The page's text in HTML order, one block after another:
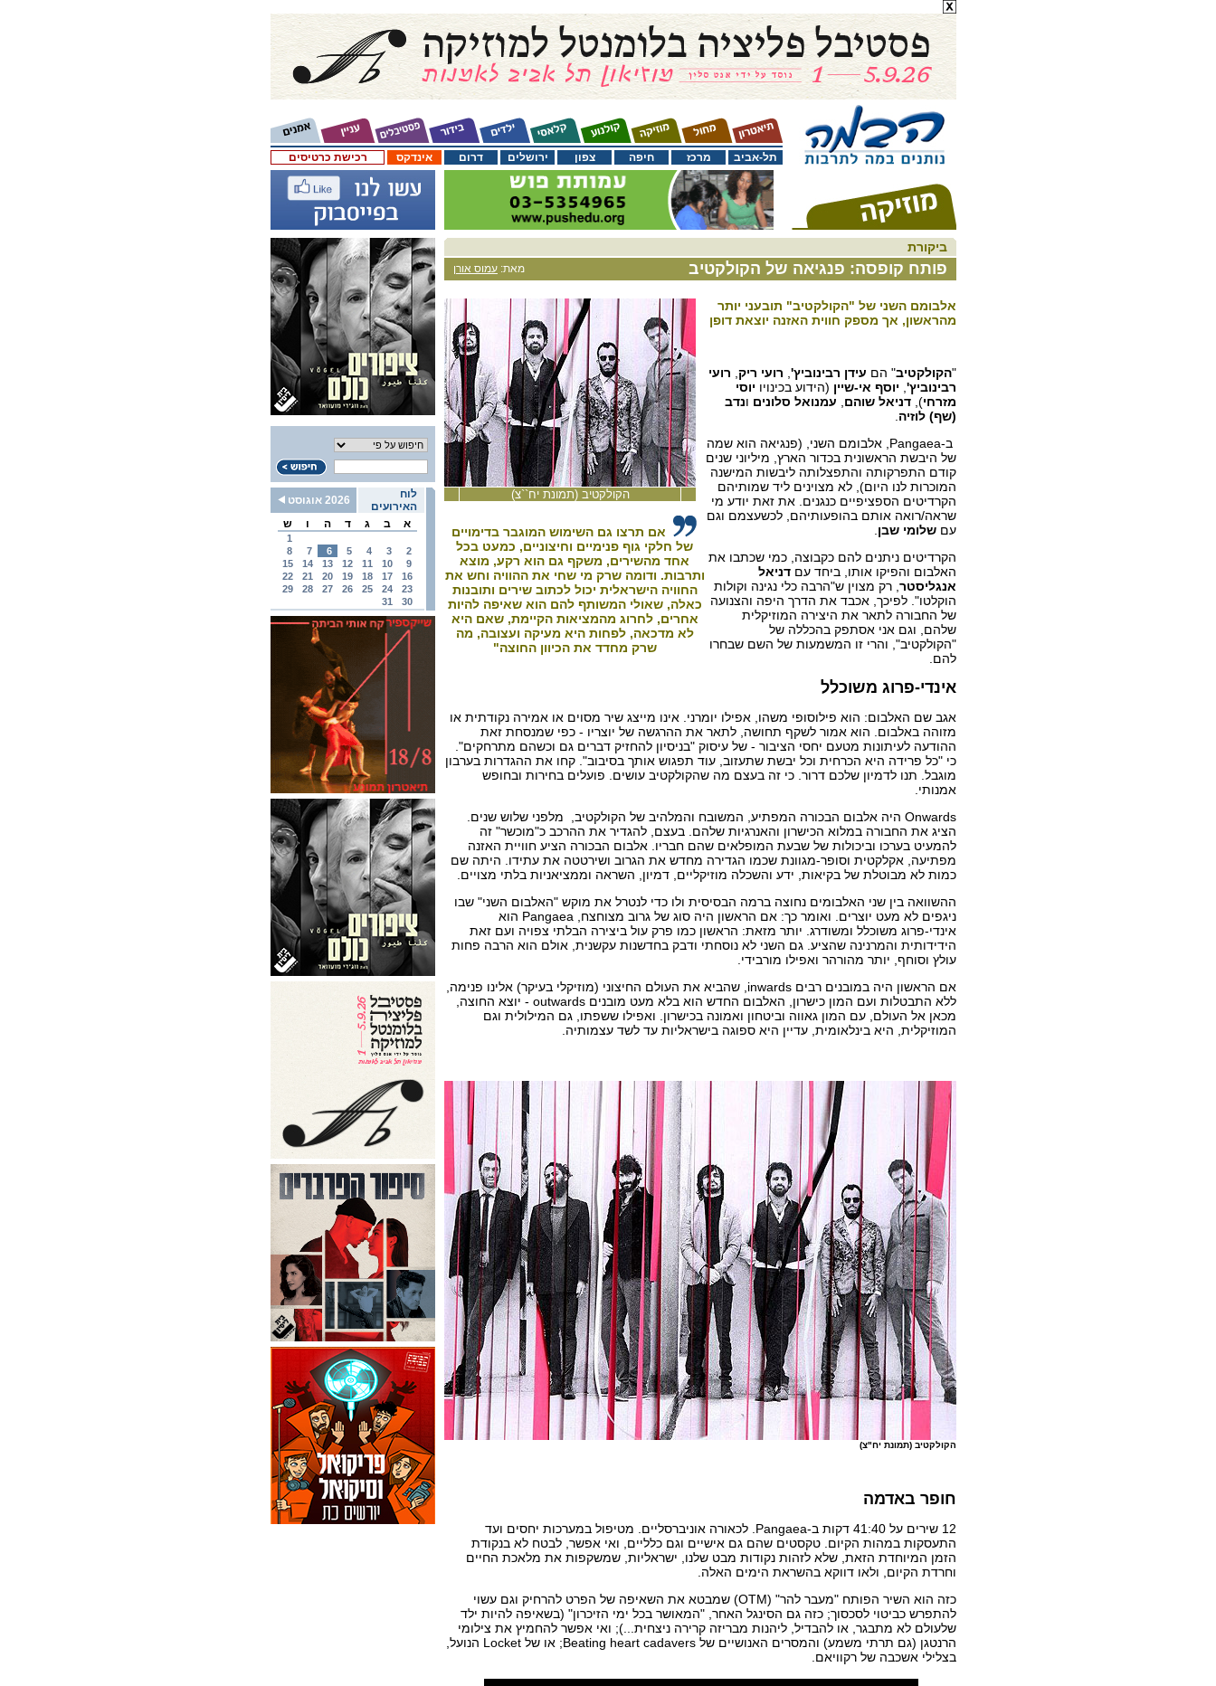
רכישת כרטיסים אינדקס דרום ירושלים צפון חיפה מרכז תל-אביב
לוח
האירועים
2026 אוגוסט
א
ב ג ד ה ו ש
1
2
3
4
5
6
7
8
9
10
11
12
13
14
15
16
17
18
19
20
21
22
23
24
25
26
27
28
29
30
31
ביקורת
מאת: עמוס אורן פותח קופסה: פנגיאה של הקולקטיב
הקולקטיב (תמונת יח``צ)
אם תרצו גם השימוש המוגבר בדימויים
של חלקי גוף פנימיים וחיצוניים, כמעט בכל
אחד מהשירים, משקף גם הוא רקע, מוצא
ותרבות. ודומה שרק מי שחי את ההוויה וחש את
החוויה הישראלית יכול לכתוב שירים ותובנות
כאלה, שאולי המשותף להם הוא שאיפה להיות
אחרים, לחרוג מהמציאות הקיימת, שאם היא
לא מדכאה, לפחות היא מעיקה ועצובה, מה
שרק מחדד את הכיוון החוצה"
אלבומם השני של "הקולקטיב" תובעני יותר
מהראשון, אך מספק חווית האזנה יוצאת דופן
"הקולקטיב" הם עידן רבינוביץ' רועי ריק רועי
רבינוביץ' יוסף אי-שיין (הידוע בכינויו יוסי
מזרחי), דניאל שוהם עמנואל סלונים ונדב
(שף) לוזיה
ב-Pangaea, אלבומם השני, (פנגיאה הוא שמה
של היבשת הראשונית בכדור הארץ, מיליוני שנים
קודם התפרקותה והתפצלותה ליבשות המישנה
המוכרות לנו היום), לא מצוינים ליד שמותיהם
הקרדיטים הספציפיים כנגנים. את זאת יודע מי
שראה/רואה אותם בהופעותיהם, לכשעצמם וגם
עם שלומי שבן
הקרדיטים ניתנים להם כקבוצה, כמי שכתבו את
האלבום והפיקו אותו, ביחד עם דניאל
אנגליסטר , רק מצוין ש"הרבה כלי נגינה וקולות
הוקלטו". לפיכך, אכבד את הדרך היפה והצנועה
של החבורה לתאר את היצירה המוזיקלית
שלהם, וגם אני אסתפק בהכללה של
"הקולקטיב", והרי זו המשמעות של השם שבחרו
להם.
אינדי-פרוג משוכלל
אגב שם האלבום: הוא פילוסופי משהו, אפילו יומרני. אינו מייצג שיר מסוים או אמירה נקודתית או
מזוהה באלבום. הוא אמור לשקף תחושה, לתאר את ההרגשה של יוצריו - כפי שמנסחת זאת
ההודעה לעיתונות מטעם יחסי הציבור - של עיסוק "בניסיון להחזיק דברים גם וכשהם מתרחקים".
כי "כל פרידה היא הכרחית וכל יבשת שתעזוב, עוד תפגוש אותך בסיבוב". קחו את ההגדרות בערבון
מוגבל. תנו לדמיון שלכם דרור. כי זה בעצם מה שהקולקטיב עושים. פועלים בחירות ובחופש
אמנותי.
Onwards היה אלבום הבכורה המפתיע, המשובח והמלהיב של הקולקטיב, מלפני שלוש שנים.
הציג את החבורה במלוא הכישרון והאנרגיות שלהם. בעצם, להגדיר את ההרכב כ"מוכשר" זה
להמעיט בערכו וביכולות של שבעת המופלאים שהם חבריו. אלבום הבכורה הציע חוויית האזנה
מפתיעה, אקלקטית וסופר-מגוונת שכמו הגדירה מחדש את הגרוב ושירטטה את עתידו. היתה שם
כמות לא מבוטלת של בקיאות, ידע והשכלה מוזיקליים, דמיון, השראה וממציאניות בלתי מצויים.
ההשוואה בין שני האלבומים נחוצה ברמה הבסיסית ולו כדי לנטרל את מוקש "האלבום השני" שבו
ניגפים לא מעט יוצרים. ואומר כך: אם הראשון היה סוג של גרוב מצוחצח, Pangaea הוא
אינדי-פרוג משוכלל ומשודרג. יותר מזאת: הראשון כמו פרק עול ביצירה הבלתי צפויה ועם זאת
הידידותית והמרנינה שהציע. גם השני לא נוסחתי ודבק בחדשנות עקשנית, אולם הוא הרבה פחות
עולץ וסוחף, יותר מהורהר ואפילו מורבידי.
אם הראשון היה במובנים רבים inwards, שהביא את העולם החיצוני (מוזיקלי בעיקר) אלינו פנימה,
ללא התבטלות ועם המון כישרון, האלבום החדש הוא בלא מעט מובנים outwards - יוצא החוצה,
מכאן אל העולם, עם המון גאווה וביטחון ואמונה בכישרון. ואפילו ששפתו, גם המילולית וגם
המוזיקלית, היא בינלאומית, עדיין היא ספוגה בישראליות עד לשד עצמותיה.
הקולקטיב (תמונת יח"צ)
חופר באדמה
12 שירים על 41:40 דקות ב-Pangaea. לכאורה אוניברסליים. מטיפול במערכות יחסים ועד
התעסקות במהות הקיום. טקסטים שהם גם אישיים וגם כלליים, ואי אפשר, לבטח לא בנקודת
הזמן המיוחדת הזאת, שלא לזהות נקודות מבט שלנו, ישראליות, שמשקפות את מלאכת החיים
וחרדת הקיום, ולאו דווקא בהשראת הימים האלה.
כזה הוא השיר הפותח "מעבר להר" (OTM) שמבטא את השאיפה של הפרט להרחיק וגם עשוי
להתפרש כביטוי לסכסוך; כזה גם הסינגל האחר, "המאושר בכל ימי הזיכרון" (בשאיפה להיות ילד
שלעולם לא מתבגר, או להבדיל, ליהנות מבריזה קרירה ניצחית...); ואי אפשר להחמיץ את צילומי
הרנטגן (גם תרתי משמע) והמסרים האנושיים של Beating heart cadavers; או של Locket הנועל,
בצלילי אשכבה של רקוויאם.